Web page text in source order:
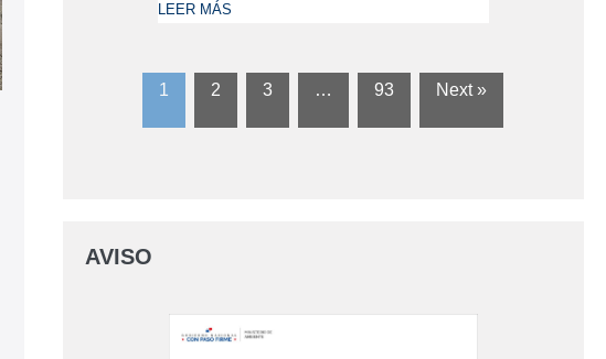
LEER MÁS
1 2 3 … 93 Next »
AVISO